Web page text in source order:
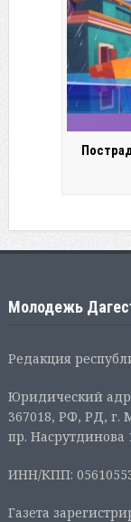
Молодежь
Редакция
Юридический
367018, РФ, РД, г.
пр. Насрутдинова
ИНН/КПП:
Газета